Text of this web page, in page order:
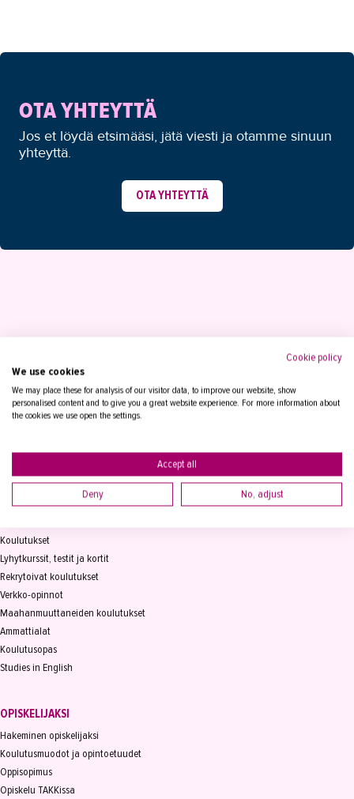
OTA YHTEYTTÄ
Jos et löydä etsimääsi, jätä viesti ja otamme sinuun
yhteyttä.
OTA YHTEYTTÄ
Tampereen Aikuiskoulutuskeskus
PL 15, 33821 Tampere
Vaihde03 2361 111
Koulutukset
Lyhytkurssit, testit ja kortit
Rekrytoivat koulutukset
Verkko-opinnot
Maahanmuuttaneiden koulutukset
Ammattialat
Koulutusopas
Studies in English
OPISKELIJAKSI
Hakeminen opiskelijaksi
Koulutusmuodot ja opintoetuudet
Oppisopimus
Opiskelu TAKKissa
Cookie policy
We use cookies
We may place these for analysis of our visitor data, to improve our website, show
personalised content and to give you a great website experience. For more information about
the cookies we use open the settings.
Accept all
Deny No, adjust